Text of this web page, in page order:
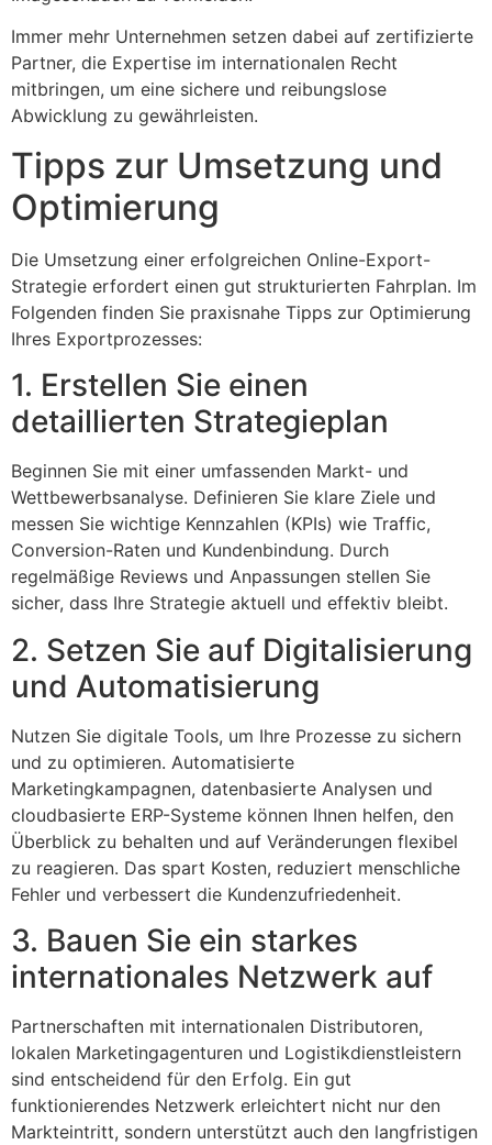
Immer mehr Unternehmen setzen dabei auf zertifizierte
Partner, die Expertise im internationalen Recht
mitbringen, um eine sichere und reibungslose
Abwicklung zu gewährleisten.
Tipps zur Umsetzung und
Optimierung
Die Umsetzung einer erfolgreichen Online-Export-
Strategie erfordert einen gut strukturierten Fahrplan. Im
Folgenden finden Sie praxisnahe Tipps zur Optimierung
Ihres Exportprozesses:
1. Erstellen Sie einen
detaillierten Strategieplan
Beginnen Sie mit einer umfassenden Markt- und
Wettbewerbsanalyse. Definieren Sie klare Ziele und
messen Sie wichtige Kennzahlen (KPIs) wie Traffic,
Conversion-Raten und Kundenbindung. Durch
regelmäßige Reviews und Anpassungen stellen Sie
sicher, dass Ihre Strategie aktuell und effektiv bleibt.
2. Setzen Sie auf Digitalisierung
und Automatisierung
Nutzen Sie digitale Tools, um Ihre Prozesse zu sichern
und zu optimieren. Automatisierte
Marketingkampagnen, datenbasierte Analysen und
cloudbasierte ERP-Systeme können Ihnen helfen, den
Überblick zu behalten und auf Veränderungen flexibel
zu reagieren. Das spart Kosten, reduziert menschliche
Fehler und verbessert die Kundenzufriedenheit.
3. Bauen Sie ein starkes
internationales Netzwerk auf
Partnerschaften mit internationalen Distributoren,
lokalen Marketingagenturen und Logistikdienstleistern
sind entscheidend für den Erfolg. Ein gut
funktionierendes Netzwerk erleichtert nicht nur den
Markteintritt, sondern unterstützt auch den langfristigen